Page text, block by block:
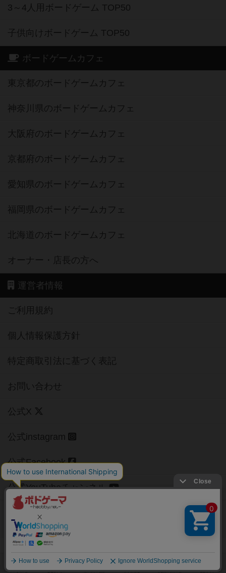
3～4人用ボードゲーム TOP50
子供向けボードゲーム TOP50
ボードゲームカフェ
東京都のボードゲームカフェ
神奈川県のボードゲームカフェ
大阪府のボードゲームカフェ
京都府のボードゲームカフェ
愛知県のボードゲームカフェ
福岡県のボードゲームカフェ
北海道のボードゲームカフェ
オーナー・店長の方へ
運営者情報
ご利用規約
個人情報保護方針
特定商取引法に基づく表記
お問い合わせ
公式X
公式instagram
公式Facebook
公式YouTubeチャンネル